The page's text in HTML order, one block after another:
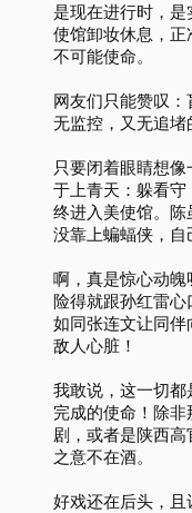
是现在进行时，
使馆卸妆休息，
不可能使命。
网友们只能赞叹
无监控，又无追堵
只要闭着眼睛想
于上青天：躲看
终进入美使馆。
没靠上蝙蝠侠，自
啊，真是惊心动
险得就跟孙红雷
如同张连文让同
敌人心脏！
我敢说，这一切
完成的使命！除
剧，或者是陕西
之意不在酒。
好戏还在后头，且